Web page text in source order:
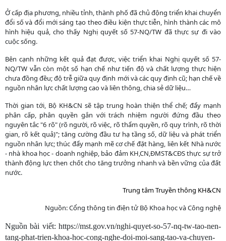
Ở cấp địa phương, nhiều tỉnh, thành phố đã chủ động triển khai chuyển
đổi số và đổi mới sáng tạo theo điều kiện thực tiễn, hình thành các mô
hình hiệu quả, cho thấy Nghị quyết số 57-NQ/TW đã thực sự đi vào
cuộc sống.
Bên cạnh những kết quả đạt được, việc triển khai Nghị quyết số 57-
NQ/TW vẫn còn một số hạn chế như tiến độ và chất lượng thực hiện
chưa đồng đều; độ trễ giữa quy định mới và các quy định cũ; hạn chế về
nguồn nhân lực chất lượng cao và liên thông, chia sẻ dữ liệu…
Thời gian tới, Bộ KH&CN sẽ tập trung hoàn thiện thể chế; đẩy mạnh
phân cấp, phân quyền gắn với trách nhiệm người đứng đầu theo
nguyên tắc "6 rõ" (rõ người, rõ việc, rõ thẩm quyền, rõ quy trình, rõ thời
gian, rõ kết quả)"; tăng cường đầu tư hạ tầng số, dữ liệu và phát triển
nguồn nhân lực; thúc đẩy mạnh mẽ cơ chế đặt hàng, liên kết Nhà nước
- nhà khoa học - doanh nghiệp, bảo đảm KH,CN,ĐMST&CĐS thực sự trở
thành động lực then chốt cho tăng trưởng nhanh và bền vững của đất
nước.
Trung tâm Truyền thông KH&CN
Nguồn:Cổng thông tin điện tử Bộ Khoa học và Công nghệ
Nguồn bài viết: https://mst.gov.vn/nghi-quyet-so-57-nq-tw-tao-nen-
tang-phat-trien-khoa-hoc-cong-nghe-doi-moi-sang-tao-va-chuyen-